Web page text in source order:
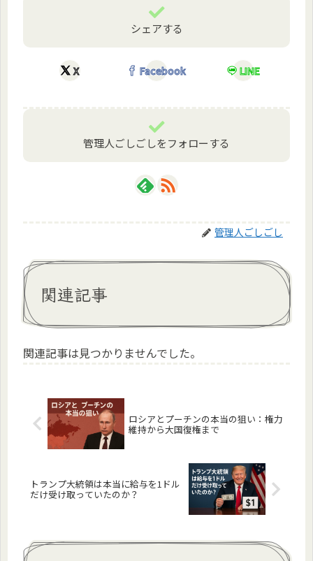
シェアする
X Facebook LINE
管理人ごしごしをフォローする
管理人ごしごし
関連記事
関連記事は見つかりませんでした。
ロシアとプーチンの本当の狙い：権力
維持から大国復権まで
トランプ大統領は本当に給与を1ドル
だけ受け取っていたのか？